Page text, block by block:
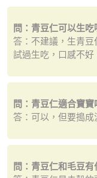
問：青豆仁可以生吃
答：不建議，生青
試過生吃，口感不好
問：青豆仁適合寶寶
答：可以，但要搗成
問：青豆仁和毛豆有